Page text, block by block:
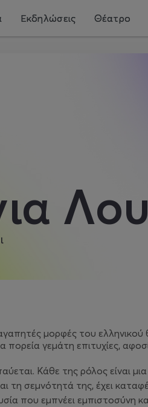
Εκδηλώσεις Θέατρο
αγαπητές μορφές του
γεμάτη επιτυχίες,
Κάθε της ρόλος είναι
σεμνότητά της, έχει
που εμπνέει εμπιστοσύνη